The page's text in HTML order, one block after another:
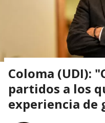
Coloma (UDI):
partidos a los
experiencia de